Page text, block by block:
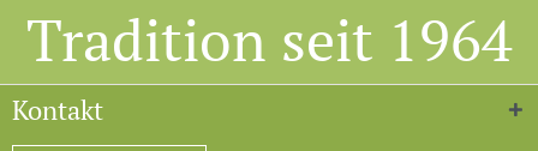
Tradition seit 1964
Kontakt